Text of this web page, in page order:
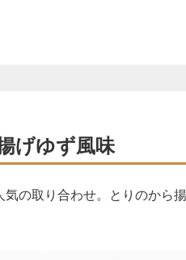
げゆず風味
の取り合わせ。とりのから揚